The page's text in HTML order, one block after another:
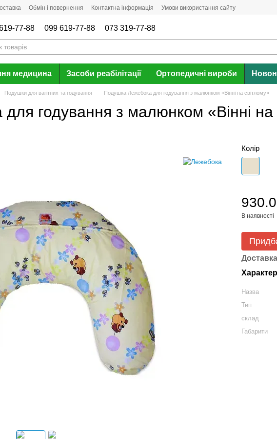
Обмін і повернення Контактна інформація
Умови використання сайту
77-88 099 619-77-88 073 319-77-88
медицина Засоби реабілітації Ортопедичні вироби
Подушки для вагітних та годування Подушка Лежебока для годування з малюнком «Вінні на світлому»
годування з малюнком «Вінні на
Колір
В наявності
Доставка
Назва
Тип
склад
Габарити